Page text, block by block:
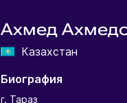
Ахмед
Казахстан
Биография
г. Тараз